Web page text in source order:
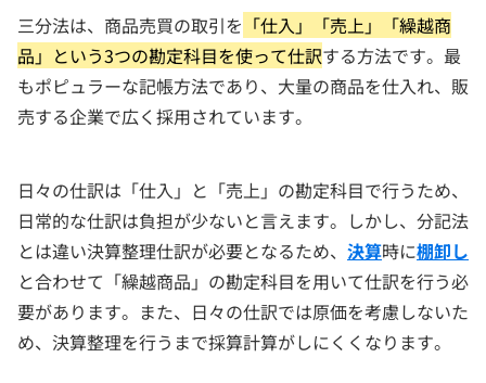
三分法は、商品売買の取引を 「仕入」「売上」「繰越商
品」という3つの勘定科目を使って仕訳する方法です。最
もポピュラーな記帳方法であり、大量の商品を仕入れ、販
売する企業で広く採用されています。
日々の仕訳は「仕入」と「売上」の勘定科目で行うため、
日常的な仕訳は負担が少ないと言えます。しかし、分記法
とは違い決算整理仕訳が必要となるため、 決算時に棚卸し
と合わせて「繰越商品」の勘定科目を用いて仕訳を行う必
要があります。また、日々の仕訳では原価を考慮しないた
め、決算整理を行うまで採算計算がしにくくなります。